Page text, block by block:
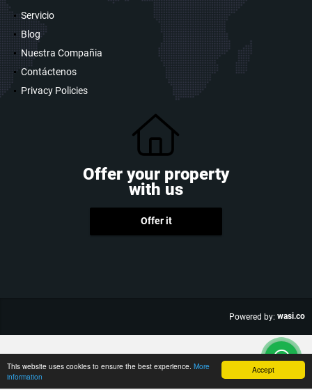
Accept
This website uses cookies to ensure the best experience. More
information
Servicio
Blog
Nuestra Compañia
Contáctenos
Privacy Policies
Offer your property
with us
Offer it
Powered by: wasi.co